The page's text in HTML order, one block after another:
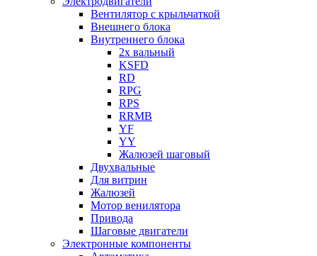
Вентилятор с крыльчаткой
Внешнего блока
Внутреннего блока
2х вальный
KSFD
RD
RPG
RPS
RRMB
YF
YY
Жалюзей шаговый
Двухвальные
Для витрин
Жалюзей
Мотор венилятора
Привода
Шаговые двигатели
Электронные компоненты